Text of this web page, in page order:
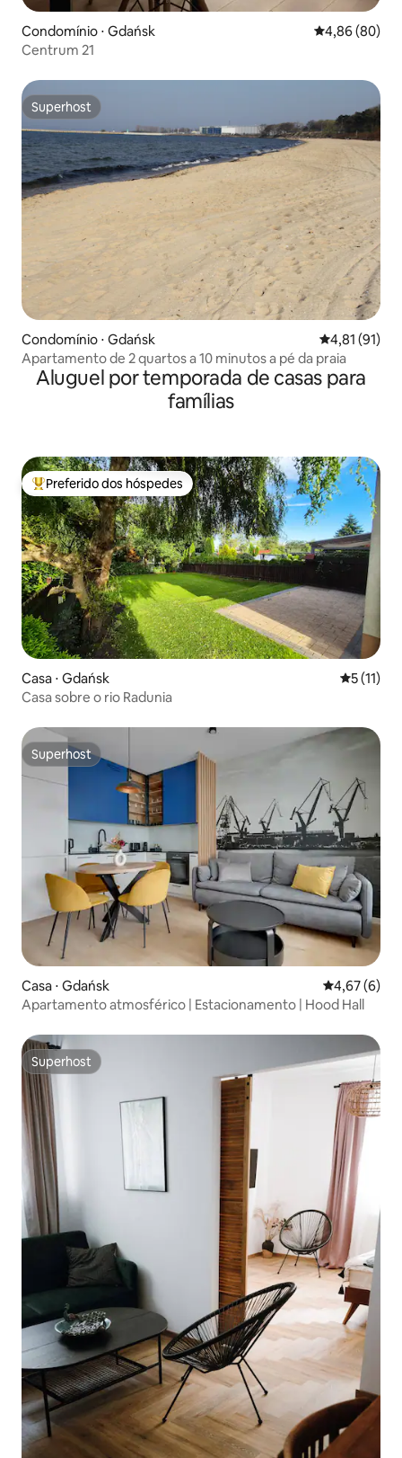
Condomínio ⋅ Gdańsk 4,86 de uma
4,86 (80)
Centrum 21
Superhost
Superhost
Condomínio ⋅ Gdańsk 4,81 de uma
4,81 (91)
Apartamento de 2 quartos a 10 minutos a pé da praia
Aluguel por temporada de casas para
famílias
Entre os melhores preferidos dos hóspedes
Preferido dos hóspedes
Casa ⋅ Gdańsk 5 de uma
5 (11)
Casa sobre o rio Radunia
Superhost
Superhost
Casa ⋅ Gdańsk 4,67 de uma
4,67 (6)
Apartamento atmosférico | Estacionamento | Hood Hall
Superhost
Superhost